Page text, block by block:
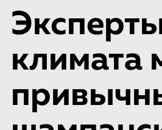
климата